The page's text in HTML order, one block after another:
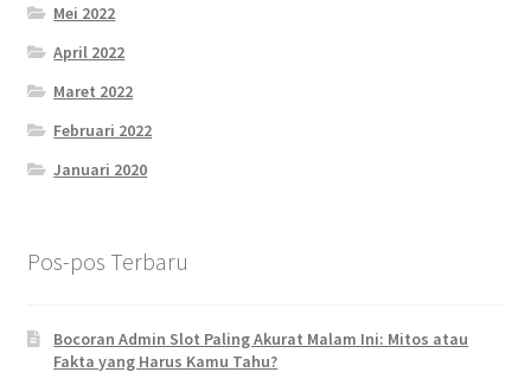
Mei 2022
April 2022
Maret 2022
Februari 2022
Januari 2020
Pos-pos Terbaru
Bocoran Admin Slot Paling Akurat Malam Ini: Mitos atau
Fakta yang Harus Kamu Tahu?